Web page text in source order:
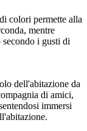
colori permette alla
mentre
secondo i gusti di
dell'abitazione da
di amici,
immersi